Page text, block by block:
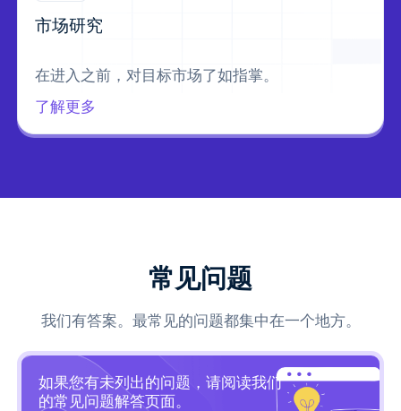
市场研究
在进入之前，对目标市场了如指掌。
了解更多
常见问题
我们有答案。最常见的问题都集中在一个地方。
如果您有未列出的问题，请阅读我们
的常见问题解答页面。